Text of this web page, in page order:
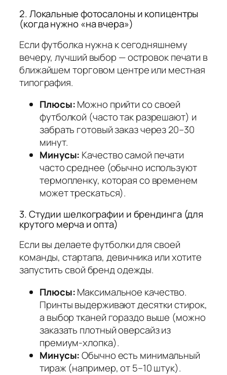
2. Локальные фотосалоны и копицентры
(когда нужно «на вчера»)
Если футболка нужна к сегодняшнему
вечеру, лучший выбор — островок печати в
ближайшем торговом центре или местная
типография.
Плюсы:Можно прийти со своей
футболкой (часто так разрешают) и
забрать готовый заказ через 20–30
минут.
Минусы: Качество самой печати
часто среднее (обычно используют
термопленку, которая со временем
может трескаться).
3. Студии шелкографии и брендинга (для
крутого мерча и опта)
Если вы делаете футболки для своей
команды, стартапа, девичника или хотите
запустить свой бренд одежды.
Плюсы:Максимальное качество.
Принты выдерживают десятки стирок,
а выбор тканей гораздо выше (можно
заказать плотный оверсайз из
премиум-хлопка).
Минусы:Обычно есть минимальный
тираж (например, от 5–10 штук).